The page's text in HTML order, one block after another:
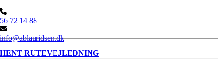
56 72 14 88
info@ablauridsen.dk
HENT RUTEVEJLEDNING